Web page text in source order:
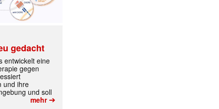
gedacht
entwickelt eine
gegen
und ihre
und soll
mehr➔